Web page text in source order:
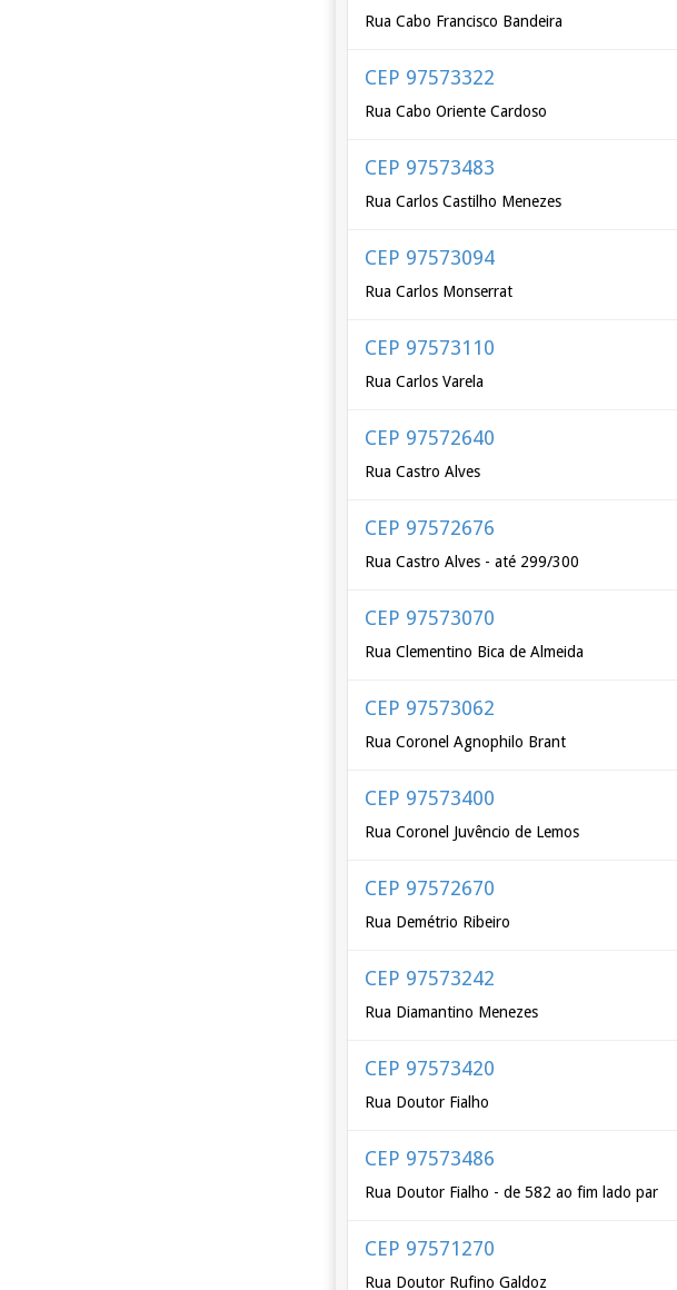
Rua Cabo Francisco Bandeira
CEP 97573322
Rua Cabo Oriente Cardoso
CEP 97573483
Rua Carlos Castilho Menezes
CEP 97573094
Rua Carlos Monserrat
CEP 97573110
Rua Carlos Varela
CEP 97572640
Rua Castro Alves
CEP 97572676
Rua Castro Alves - até 299/300
CEP 97573070
Rua Clementino Bica de Almeida
CEP 97573062
Rua Coronel Agnophilo Brant
CEP 97573400
Rua Coronel Juvêncio de Lemos
CEP 97572670
Rua Demétrio Ribeiro
CEP 97573242
Rua Diamantino Menezes
CEP 97573420
Rua Doutor Fialho
CEP 97573486
Rua Doutor Fialho - de 582 ao fim lado par
CEP 97571270
Rua Doutor Rufino Galdoz